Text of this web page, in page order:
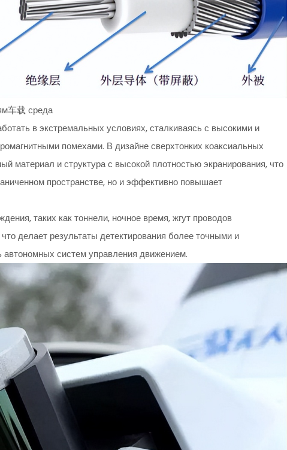
车载 среда
в экстремальных условиях, сталкиваясь с высокими и
помехами. В дизайне сверхтонких коаксиальных
материал и структура с высокой плотностью экранирования, что
пространстве, но и эффективно повышает
таких как тоннели, ночное время, жгут проводов
делает результаты детектирования более точными и
систем управления движением.